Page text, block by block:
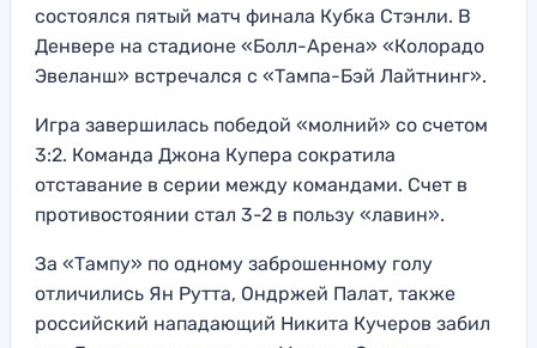
состоялся пятый матч финала Кубка Стэнли. В
Денвере на стадионе «Болл-Арена» «Колорадо
Эвеланш» встречался с «Тампа-Бэй Лайтнинг».
Игра завершилась победой «молний» со счетом
3:2. Команда Джона Купера сократила
отставание в серии между командами. Счет в
противостоянии стал 3-2 в пользу «лавин».
За «Тампу» по одному заброшенному голу
отличились Ян Рутта, Ондржей Палат, также
российский нападающий Никита Кучеров забил